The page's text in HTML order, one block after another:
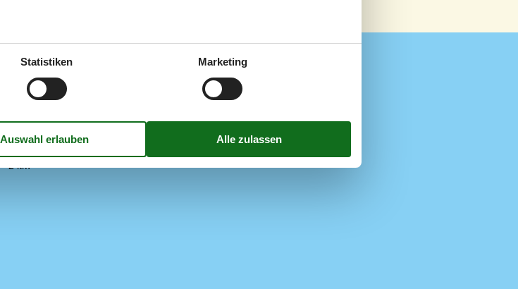
2508
2 km
Einrichtung
Anzahl Badezimmer
Statistiken Marketing